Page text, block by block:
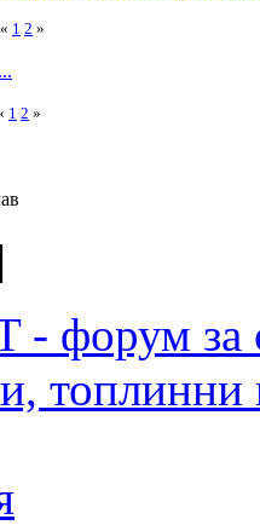
« 1 2 »
1 2 »
- форум за